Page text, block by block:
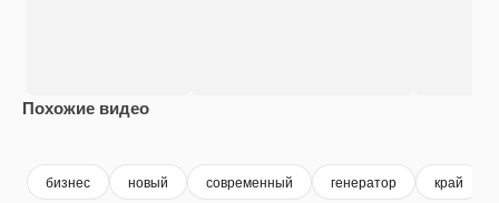
Похожие видео
бизнес новый современный генератор край